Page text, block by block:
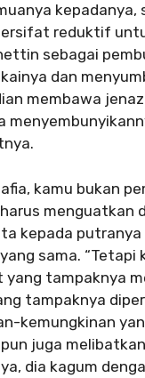
reduktif
sebagai
dan
membawa
kamu bukan
kepada
sama. “Tetapi
yang tampaknya
tampaknya
kemungkinan
juga
dia kagum